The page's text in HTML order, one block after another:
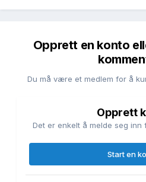
Opprett en konto
Du må være et medlem for å
Opprett
Det er enkelt å melde seg inn
Start en